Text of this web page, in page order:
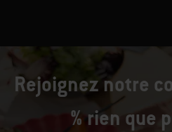
Rejoignez notre
% rien que